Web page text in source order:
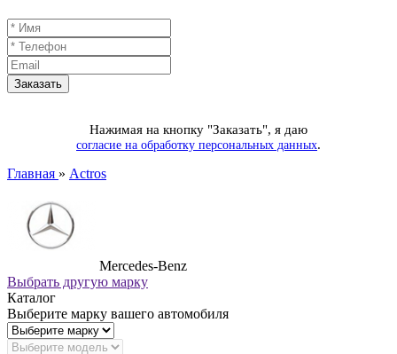
Нажимая на кнопку "Заказать", я даю
согласие на обработку персональных данных.
Главная » Actros
Mercedes-Benz
Выбрать другую марку
Каталог
Выберите марку вашего автомобиля